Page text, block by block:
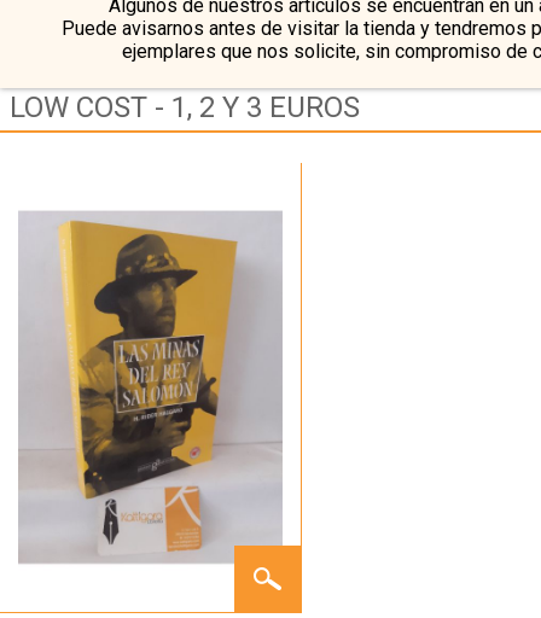
Algunos de nuestros artículos se encuentran en un
Puede avisarnos antes de visitar la tienda y tendremos
ejemplares que nos solicite, sin compromiso de
LOW COST - 1, 2 Y 3 EUROS
MINAS